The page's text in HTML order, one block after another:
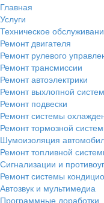
Главная
Услуги
Техническое
Ремонт двигателя
Ремонт рулевого
Ремонт трансмиссии
Ремонт автоэлектрики
Ремонт выхлопной
Ремонт подвески
Ремонт системы
Ремонт тормозной
Шумоизоляция
Ремонт топливной
Сигнализации и
Ремонт системы
Автозвук и мультимедиа
Программные доработки